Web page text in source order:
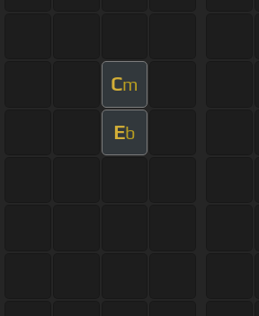
Cm
Eb